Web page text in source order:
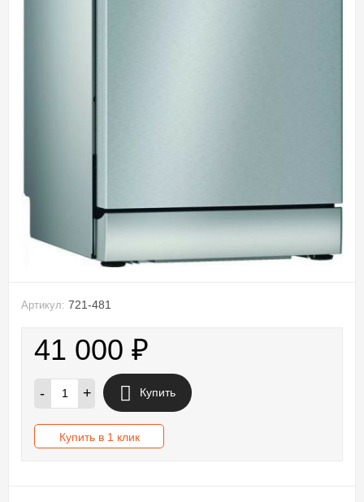
Артикул: 721-481
41 000 ₽
- + Купить
Купить в 1 клик